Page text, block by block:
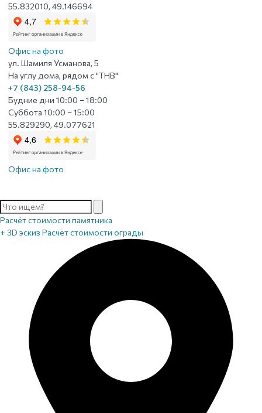
55.832010, 49.146694
Офис на фото
ул. Шамиля Усманова, 5
На углу дома, рядом с "ТНВ"
+7 (843) 258-94-56
Будние дни 10:00 – 18:00
Суббота 10:00 – 15:00
55.829290, 49.077621
Офис на фото
Расчёт стоимости памятника
+ 3D эскиз Расчёт стоимости ограды